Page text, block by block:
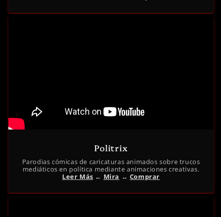
Politrix
Parodias cómicas de caricaturas animados sobre trucos
mediáticos en política mediante animaciones creativas.
Leer Más ↔︎ Mira ↔︎ Comprar